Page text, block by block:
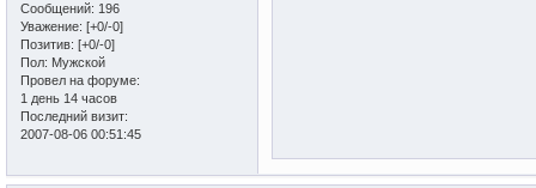
Сообщений: 196
Уважение: [+0/-0]
Позитив: [+0/-0]
Пол: Мужской
Провел на форуме:
1 день 14 часов
Последний визит:
2007-08-06 00:51:45